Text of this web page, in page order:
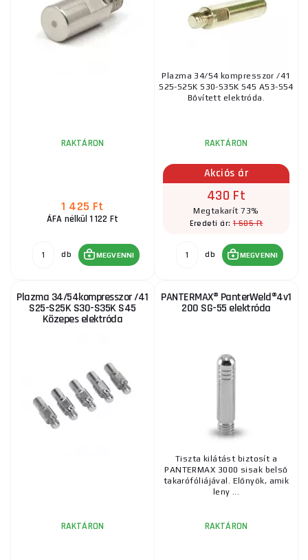
RAKTÁRON
1 425 Ft
ÁFA nélkül 1 122 Ft
db MEGVENNI
Plazma 34/54 kompresszor /41
S25-S25K S30-S35K S45 A53-S54
Bővített elektróda.
RAKTÁRON
Akciós ár
430 Ft
Megtakarít 73%
Eredeti ár:1 585 Ft
db MEGVENNI
Plazma 34/54kompresszor /41
S25-S25K S30-S35K S45
Közepes elektróda
RAKTÁRON
PANTERMAX® PanterWeld®4v1
200 SG-55 elektróda
Tiszta kilátást biztosít a
PANTERMAX 3000 sisak belső
takarófóliájával. Előnyök, amik
leny ...
RAKTÁRON